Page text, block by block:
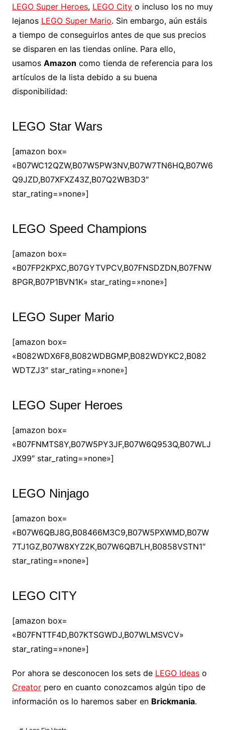
LEGO Super Heroes, LEGO Cityo incluso los no muy
lejanos LEGO Super Mario. Sin embargo, aún estáis
a tiempo de conseguirlos antes de que sus precios
se disparen en las tiendas online. Para ello,
usamos Amazon como tienda de referencia para los
artículos de la lista debido a su buena
disponibilidad:
LEGO Star Wars
[amazon box=
«B07WC12QZW,B07W5PW3NV,B07W7TN6HQ,B07W6
Q9JZD,B07XFXZ43Z,B07Q2WB3D3″
star_rating=»none»]
LEGO Speed Champions
[amazon box=
«B07FP2KPXC,B07GYTVPCV,B07FNSDZDN,B07FNW
8PGR,B07P1BVN1K» star_rating=»none»]
LEGO Super Mario
[amazon box=
«B082WDX6F8,B082WDBGMP,B082WDYKC2,B082
WDTZJ3″ star_rating=»none»]
LEGO Super Heroes
[amazon box=
«B07FNMTS8Y,B07W5PY3JF,B07W6Q953Q,B07WLJ
JX99″ star_rating=»none»]
LEGO Ninjago
[amazon box=
«B07W6QBJ8G,B08466M3C9,B07W5PXWMD,B07W
7TJ1GZ,B07W8XYZ2K,B07W6QB7LH,B0858VSTN1″
star_rating=»none»]
LEGO CITY
[amazon box=
«B07FNTTF4D,B07KTSGWDJ,B07WLMSVCV»
star_rating=»none»]
Por ahora se desconocen los sets de LEGO Ideaso
Creatorpero en cuanto conozcamos algún tipo de
información os lo haremos saber en Brickmania.